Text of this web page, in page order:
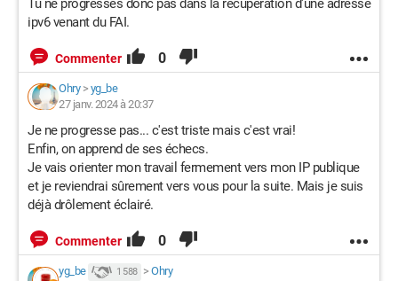
Tu ne progresses donc pas dans la récupération d'une adresse
ipv6 venant du FAI.
Commenter 0
Ohry> yg_be
27 janv. 2024 à 20:37
Je ne progresse pas... c'est triste mais c'est vrai!
Enfin, on apprend de ses échecs.
Je vais orienter mon travail fermement vers mon IP publique
et je reviendrai sûrement vers vous pour la suite. Mais je suis
déjà drôlement éclairé.
Commenter 0
yg_be 1 588 > Ohry